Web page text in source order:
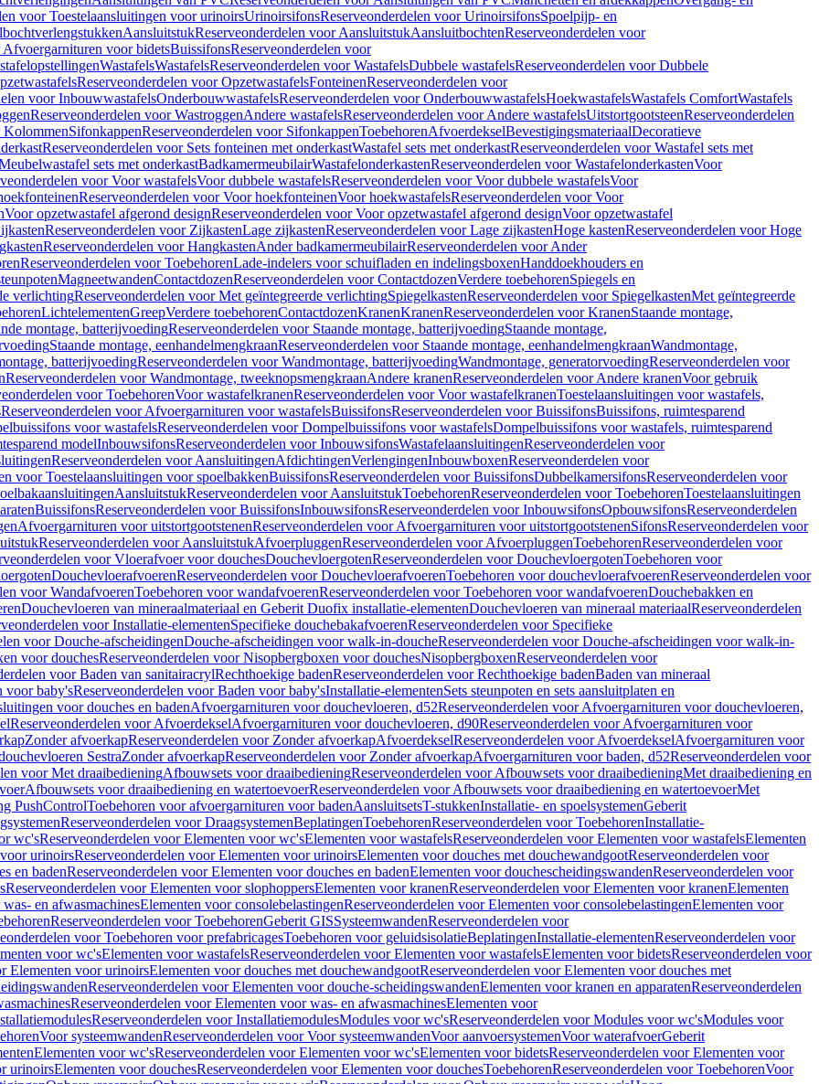
voor Toestelaansluitingen voor urinoirsUrinoirsifonsReserveonderdelen voor UrinoirsifonsSpoelpijp- en
AansluitstukReserveonderdelen voor AansluitstukAansluitbochtenReserveonderdelen voor
Afvoergarnituren voor bidetsBuissifonsReserveonderdelen voor
WastafelsWastafelsReserveonderdelen voor WastafelsDubbele wastafelsReserveonderdelen voor Dubbele
Reserveonderdelen voor OpzetwastafelsFonteinenReserveonderdelen voor
voor InbouwwastafelsOnderbouwwastafelsReserveonderdelen voor OnderbouwwastafelsHoekwastafelsWastafels ComfortWastafels
Reserveonderdelen voor WastroggenAndere wastafelsReserveonderdelen voor Andere wastafelsUitstortgootsteenReserveonderdelen
KolommenSifonkappenReserveonderdelen voor SifonkappenToebehorenAfvoerdekselBevestigingsmateriaalDecoratieve
Reserveonderdelen voor Sets fonteinen met onderkastWastafel sets met onderkastReserveonderdelen voor Wastafel sets met
sets met onderkastBadkamermeubilairWastafelonderkastenReserveonderdelen voor WastafelonderkastenVoor
voor Voor wastafelsVoor dubbele wastafelsReserveonderdelen voor Voor dubbele wastafelsVoor
Reserveonderdelen voor Voor hoekfonteinenVoor hoekwastafelsReserveonderdelen voor Voor
Voor opzetwastafel afgerond designReserveonderdelen voor Voor opzetwastafel afgerond designVoor opzetwastafel
Reserveonderdelen voor ZijkastenLage zijkastenReserveonderdelen voor Lage zijkastenHoge kastenReserveonderdelen voor Hoge
Reserveonderdelen voor HangkastenAnder badkamermeubilairReserveonderdelen voor Ander
Reserveonderdelen voor ToebehorenLade-indelers voor schuifladen en indelingsboxenHanddoekhouders en
MagneetwandenContactdozenReserveonderdelen voor ContactdozenVerdere toebehorenSpiegels en
verlichtingReserveonderdelen voor Met geïntegreerde verlichtingSpiegelkastenReserveonderdelen voor SpiegelkastenMet geïntegreerde
LichtelementenGreepVerdere toebehorenContactdozenKranenKranenReserveonderdelen voor KranenStaande montage,
montage, batterijvoedingReserveonderdelen voor Staande montage, batterijvoedingStaande montage,
Staande montage, eenhandelmengkraanReserveonderdelen voor Staande montage, eenhandelmengkraanWandmontage,
batterijvoedingReserveonderdelen voor Wandmontage, batterijvoedingWandmontage, generatorvoedingReserveonderdelen voor
Reserveonderdelen voor Wandmontage, tweeknopsmengkraanAndere kranenReserveonderdelen voor Andere kranenVoor gebruik
voor ToebehorenVoor wastafelkranenReserveonderdelen voor Voor wastafelkranenToestelaansluitingen voor wastafels,
Reserveonderdelen voor Afvoergarnituren voor wastafelsBuissifonsReserveonderdelen voor BuissifonsBuissifons, ruimtesparend
voor wastafelsReserveonderdelen voor Dompelbuissifons voor wastafelsDompelbuissifons voor wastafels, ruimtesparend
modelInbouwsifonsReserveonderdelen voor InbouwsifonsWastafelaansluitingenReserveonderdelen voor
Reserveonderdelen voor AansluitingenAfdichtingenVerlengingenInbouwboxenReserveonderdelen voor
voor Toestelaansluitingen voor spoelbakkenBuissifonsReserveonderdelen voor BuissifonsDubbelkamersifonsReserveonderdelen voor
AansluitstukReserveonderdelen voor AansluitstukToebehorenReserveonderdelen voor ToebehorenToestelaansluitingen
BuissifonsReserveonderdelen voor BuissifonsInbouwsifonsReserveonderdelen voor InbouwsifonsOpbouwsifonsReserveonderdelen
Afvoergarnituren voor uitstortgootstenenReserveonderdelen voor Afvoergarnituren voor uitstortgootstenenSifonsReserveonderdelen voor
Reserveonderdelen voor AansluitstukAfvoerpluggenReserveonderdelen voor AfvoerpluggenToebehorenReserveonderdelen voor
voor Vloerafvoer voor douchesDouchevloergotenReserveonderdelen voor DouchevloergotenToebehoren voor
DouchevloerafvoerenReserveonderdelen voor DouchevloerafvoerenToebehoren voor douchevloerafvoerenReserveonderdelen voor
voor WandafvoerenToebehoren voor wandafvoerenReserveonderdelen voor Toebehoren voor wandafvoerenDouchebakken en
Douchevloeren van mineraalmateriaal en Geberit Duofix installatie-elementenDouchevloeren van mineraal materiaalReserveonderdelen
voor Installatie-elementenSpecifieke douchebakafvoerenReserveonderdelen voor Specifieke
voor Douche-afscheidingenDouche-afscheidingen voor walk-in-doucheReserveonderdelen voor Douche-afscheidingen voor walk-in-
voor douchesReserveonderdelen voor Nisopbergboxen voor douchesNisopbergboxenReserveonderdelen voor
voor Baden van sanitairacrylRechthoekige badenReserveonderdelen voor Rechthoekige badenBaden van mineraal
voor baby'sReserveonderdelen voor Baden voor baby'sInstallatie-elementenSets steunpoten en sets aansluitplaten en
voor douches en badenAfvoergarnituren voor douchevloeren, d52Reserveonderdelen voor Afvoergarnituren voor douchevloeren,
Reserveonderdelen voor AfvoerdekselAfvoergarnituren voor douchevloeren, d90Reserveonderdelen voor Afvoergarnituren voor
Zonder afvoerkapReserveonderdelen voor Zonder afvoerkapAfvoerdekselReserveonderdelen voor AfvoerdekselAfvoergarnituren voor
SestraZonder afvoerkapReserveonderdelen voor Zonder afvoerkapAfvoergarnituren voor baden, d52Reserveonderdelen voor
voor Met draaibedieningAfbouwsets voor draaibedieningReserveonderdelen voor Afbouwsets voor draaibedieningMet draaibediening en
Afbouwsets voor draaibediening en watertoevoerReserveonderdelen voor Afbouwsets voor draaibediening en watertoevoerMet
PushControlToebehoren voor afvoergarnituren voor badenAansluitsetsT-stukkenInstallatie- en spoelsystemenGeberit
Reserveonderdelen voor DraagsystemenBeplatingenToebehorenReserveonderdelen voor ToebehorenInstallatie-
wc'sReserveonderdelen voor Elementen voor wc'sElementen voor wastafelsReserveonderdelen voor Elementen voor wastafelsElementen
urinoirsReserveonderdelen voor Elementen voor urinoirsElementen voor douches met douchewandgootReserveonderdelen voor
en badenReserveonderdelen voor Elementen voor douches en badenElementen voor douchescheidingswandenReserveonderdelen voor
Reserveonderdelen voor Elementen voor slophoppersElementen voor kranenReserveonderdelen voor Elementen voor kranenElementen
en afwasmachinesElementen voor consolebelastingenReserveonderdelen voor Elementen voor consolebelastingenElementen voor
Reserveonderdelen voor ToebehorenGeberit GISSysteemwandenReserveonderdelen voor
voor Toebehoren voor prefabricagesToebehoren voor geluidsisolatieBeplatingenInstallatie-elementenReserveonderdelen voor
voor wc'sElementen voor wastafelsReserveonderdelen voor Elementen voor wastafelsElementen voor bidetsReserveonderdelen voor
Elementen voor urinoirsElementen voor douches met douchewandgootReserveonderdelen voor Elementen voor douches met
Reserveonderdelen voor Elementen voor douche-scheidingswandenElementen voor kranen en apparatenReserveonderdelen
Reserveonderdelen voor Elementen voor was- en afwasmachinesElementen voor
Reserveonderdelen voor InstallatiemodulesModules voor wc'sReserveonderdelen voor Modules voor wc'sModules voor
Voor systeemwandenReserveonderdelen voor Voor systeemwandenVoor aanvoersystemenVoor waterafvoerGeberit
Elementen voor wc'sReserveonderdelen voor Elementen voor wc'sElementen voor bidetsReserveonderdelen voor Elementen voor
urinoirsElementen voor douchesReserveonderdelen voor Elementen voor douchesToebehorenReserveonderdelen voor ToebehorenVoor